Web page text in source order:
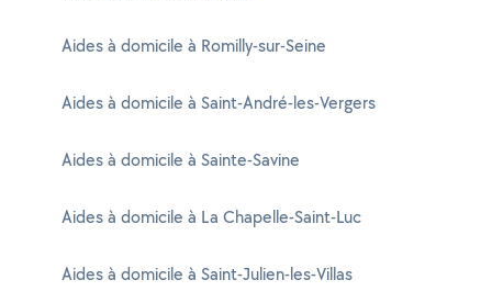
Aides à domicile à Romilly-sur-Seine
Aides à domicile à Saint-André-les-Vergers
Aides à domicile à Sainte-Savine
Aides à domicile à La Chapelle-Saint-Luc
Aides à domicile à Saint-Julien-les-Villas